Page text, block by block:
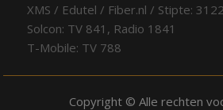
XMS / Edutel / Fiber.nl / Stipte: 3122
Solcon: TV 841, Radio 1841
T-Mobile: TV 788
Copyright © Alle rechten